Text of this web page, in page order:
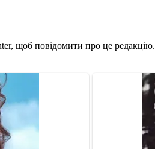
щоб повідомити про це редакцію.